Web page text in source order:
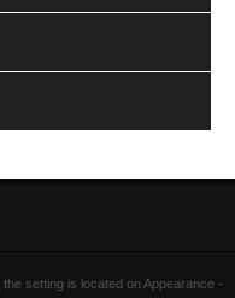
setting is located on Appearance -